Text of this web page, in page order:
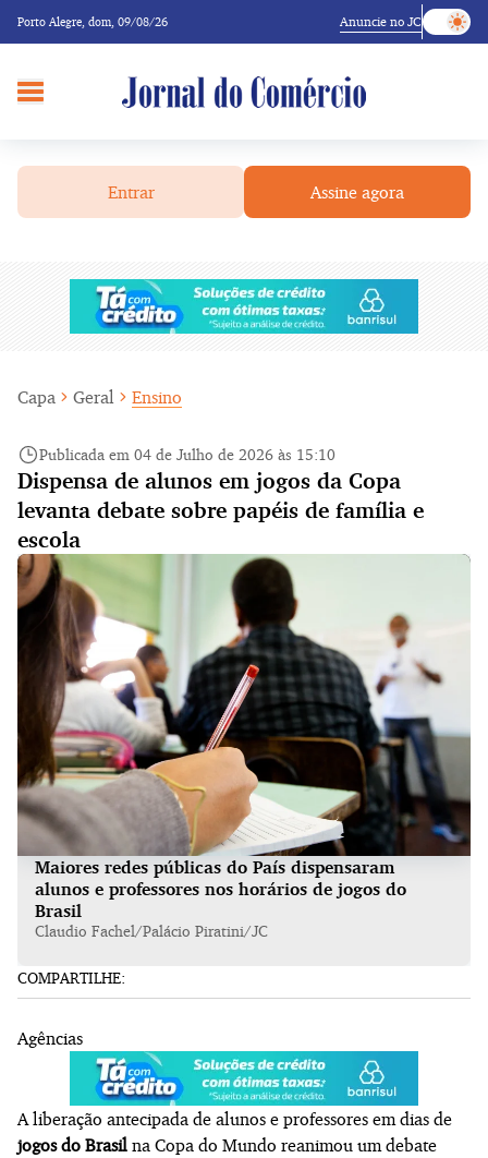
Porto Alegre, dom, 09/08/26 Anuncie no JC
Entrar Assine agora
Capa Geral Ensino
Publicada em 04 de Julho de 2026 às 15:10
Dispensa de alunos em jogos da Copa
levanta debate sobre papéis de família e
escola
Maiores redes públicas do País dispensaram
alunos e professores nos horários de jogos do
Brasil
Claudio Fachel/Palácio Piratini/JC
COMPARTILHE:
Agências
A liberação antecipada de alunos e professores em dias de
jogos do Brasil na Copa do Mundo reanimou um debate